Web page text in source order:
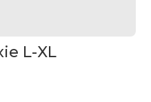
L-XL